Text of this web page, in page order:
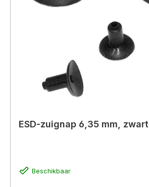
ESD-zuignap 6,35 mm, zwart
Beschikbaar